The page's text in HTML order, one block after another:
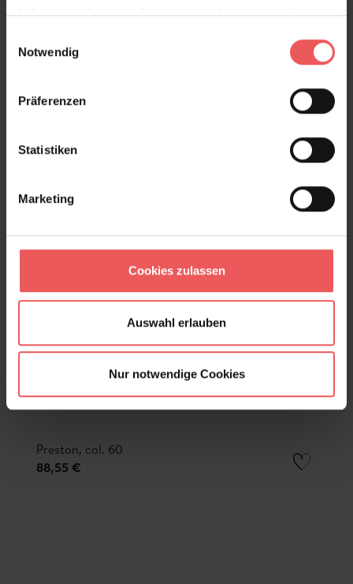
haben oder die sie im Rahmen Ihrer Nutzung der Dienste
Notwendig
Präferenzen
Statistiken
Marketing
Cookies zulassen
Auswahl erlauben
Nur notwendige Cookies
Preston, col. 46
88,55 €
Preston, col. 60
88,55 €